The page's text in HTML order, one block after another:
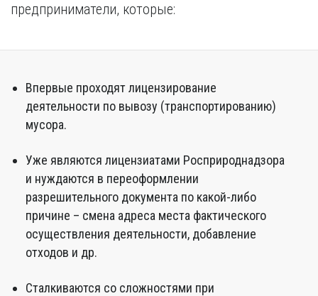
предприниматели, которые:
Впервые проходят лицензирование
деятельности по вывозу (транспортированию)
мусора.
Уже являются лицензиатами Росприроднадзора
и нуждаются в переоформлении
разрешительного документа по какой-либо
причине – смена адреса места фактического
осуществления деятельности, добавление
отходов и др.
Сталкиваются со сложностями при